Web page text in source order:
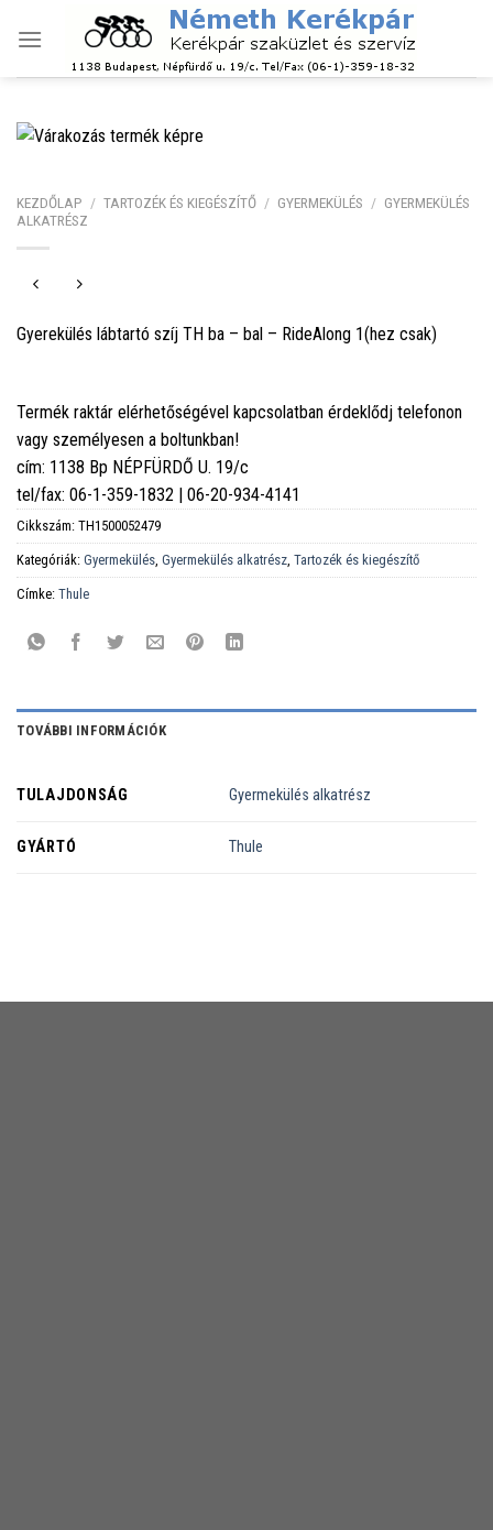
KEZDŐLAP / TARTOZÉK ÉS KIEGÉSZÍTŐ / GYERMEKÜLÉS / GYERMEKÜLÉS
ALKATRÉSZ
Gyerekülés lábtartó szíj TH ba – bal – RideAlong 1(hez csak)
Termék raktár elérhetőségével kapcsolatban érdeklődj telefonon
vagy személyesen a boltunkban!
cím: 1138 Bp NÉPFÜRDŐ U. 19/c
tel/fax: 06-1-359-1832 | 06-20-934-4141
Cikkszám: TH1500052479
Kategóriák: Gyermekülés Gyermekülés alkatrész Tartozék és kiegészítő
Címke: Thule
TOVÁBBI INFORMÁCIÓK
TULAJDONSÁG Gyermekülés alkatrész
GYÁRTÓ Thule